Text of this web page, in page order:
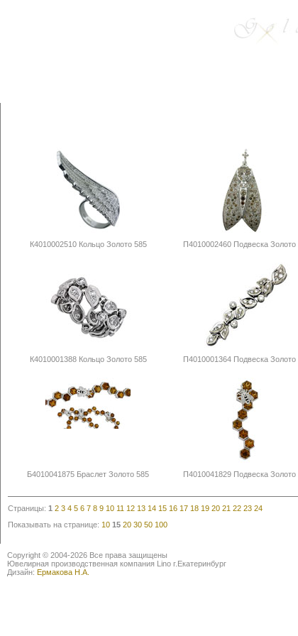
К4010002510 Кольцо Золото 585 П4010002460 Подвеска Золото
К4010001388 Кольцо Золото 585 П4010001364 Подвеска Золото
Б4010041875 Браслет Золото 585 П4010041829 Подвеска Золото
Страницы: 1 2 3 4 5 6 7 8 9 10 11 12 13 14 15 16 17 18 19 20 21 22 23 24
Показывать на странице: 10 15 20 30 50 100
Copyright © 2004-2026 Все права защищены
Ювелирная производственная компания Lino г.Екатеринбург
Дизайн: Ермакова Н.А.